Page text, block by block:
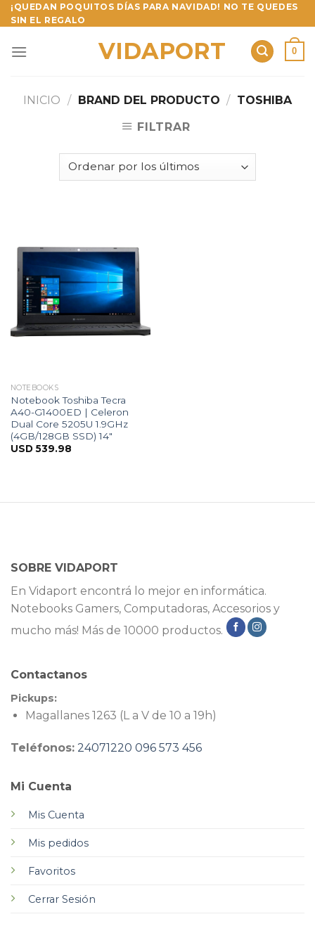
Skip
to
¡QUEDAN POQUITOS DÍAS PARA NAVIDAD! NO TE QUEDES
SIN EL REGALO
VIDAPORT 0
INICIO / BRAND DEL PRODUCTO / TOSHIBA
FILTRAR
NOTEBOOKS
Notebook Toshiba Tecra
A40-G1400ED | Celeron
Dual Core 5205U 1.9GHz
(4GB/128GB SSD) 14″
USD539.98
SOBRE VIDAPORT
En Vidaport encontrá lo mejor en informática.
Notebooks Gamers, Computadoras, Accesorios y
mucho más! Más de 10000 productos.
Mi Cuenta
Mis Cuenta
Mis pedidos
Favoritos
Cerrar Sesión
Contactanos
Pickups:
Magallanes 1263 (L a V de 10 a 19h)
Teléfonos: 24071220 096 573 456